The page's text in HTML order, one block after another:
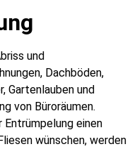
und
Dachböden,
Gartenlauben und
von Büroräumen.
einen
wünschen, werden